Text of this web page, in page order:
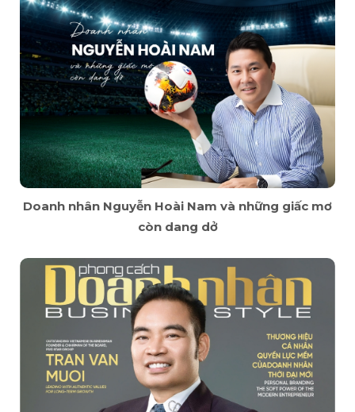
Doanh nhân Nguyễn Hoài Nam và những giấc mơ
còn dang dở